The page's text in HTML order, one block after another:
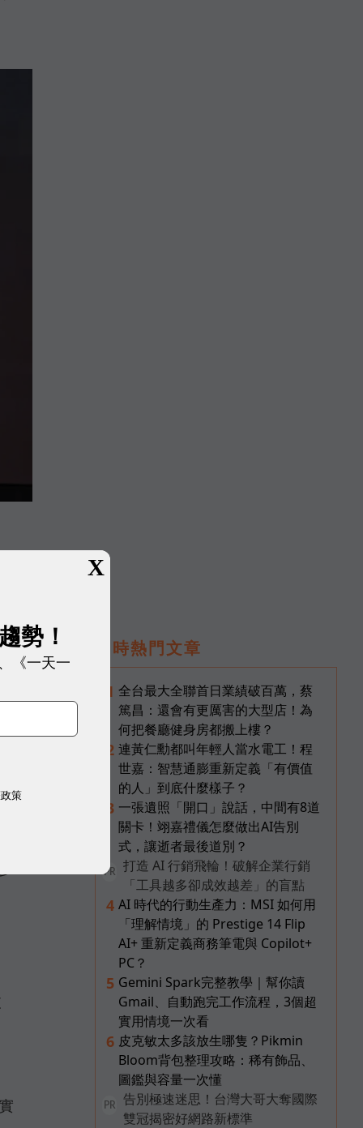
即時熱門文章
1 全台最大全聯首日業績破百萬，蔡
篤昌：還會有更厲害的大型店！為
何把餐廳健身房都搬上樓？
2 連黃仁勳都叫年輕人當水電工！程
世嘉：智慧通膨重新定義「有價值
的人」到底什麼樣子？
3 一張遺照「開口」說話，中間有8道
關卡！翊嘉禮儀怎麼做出AI告別
式，讓逝者最後道別？
PR
打造 AI 行銷飛輪！破解企業行銷
「工具越多卻成效越差」的盲點
4 AI 時代的行動生產力：MSI 如何用
「理解情境」的 Prestige 14 Flip
AI+ 重新定義商務筆電與 Copilot+
PC？
5 Gemini Spark完整教學｜幫你讀
Gmail、自動跑完工作流程，3個超
實用情境一次看
6 皮克敏太多該放生哪隻？Pikmin
Bloom背包整理攻略：稀有飾品、
圖鑑與容量一次懂
PR
告別極速迷思！台灣大哥大奪國際
雙冠揭密好網路新標準
X
勢！
《一天一
策